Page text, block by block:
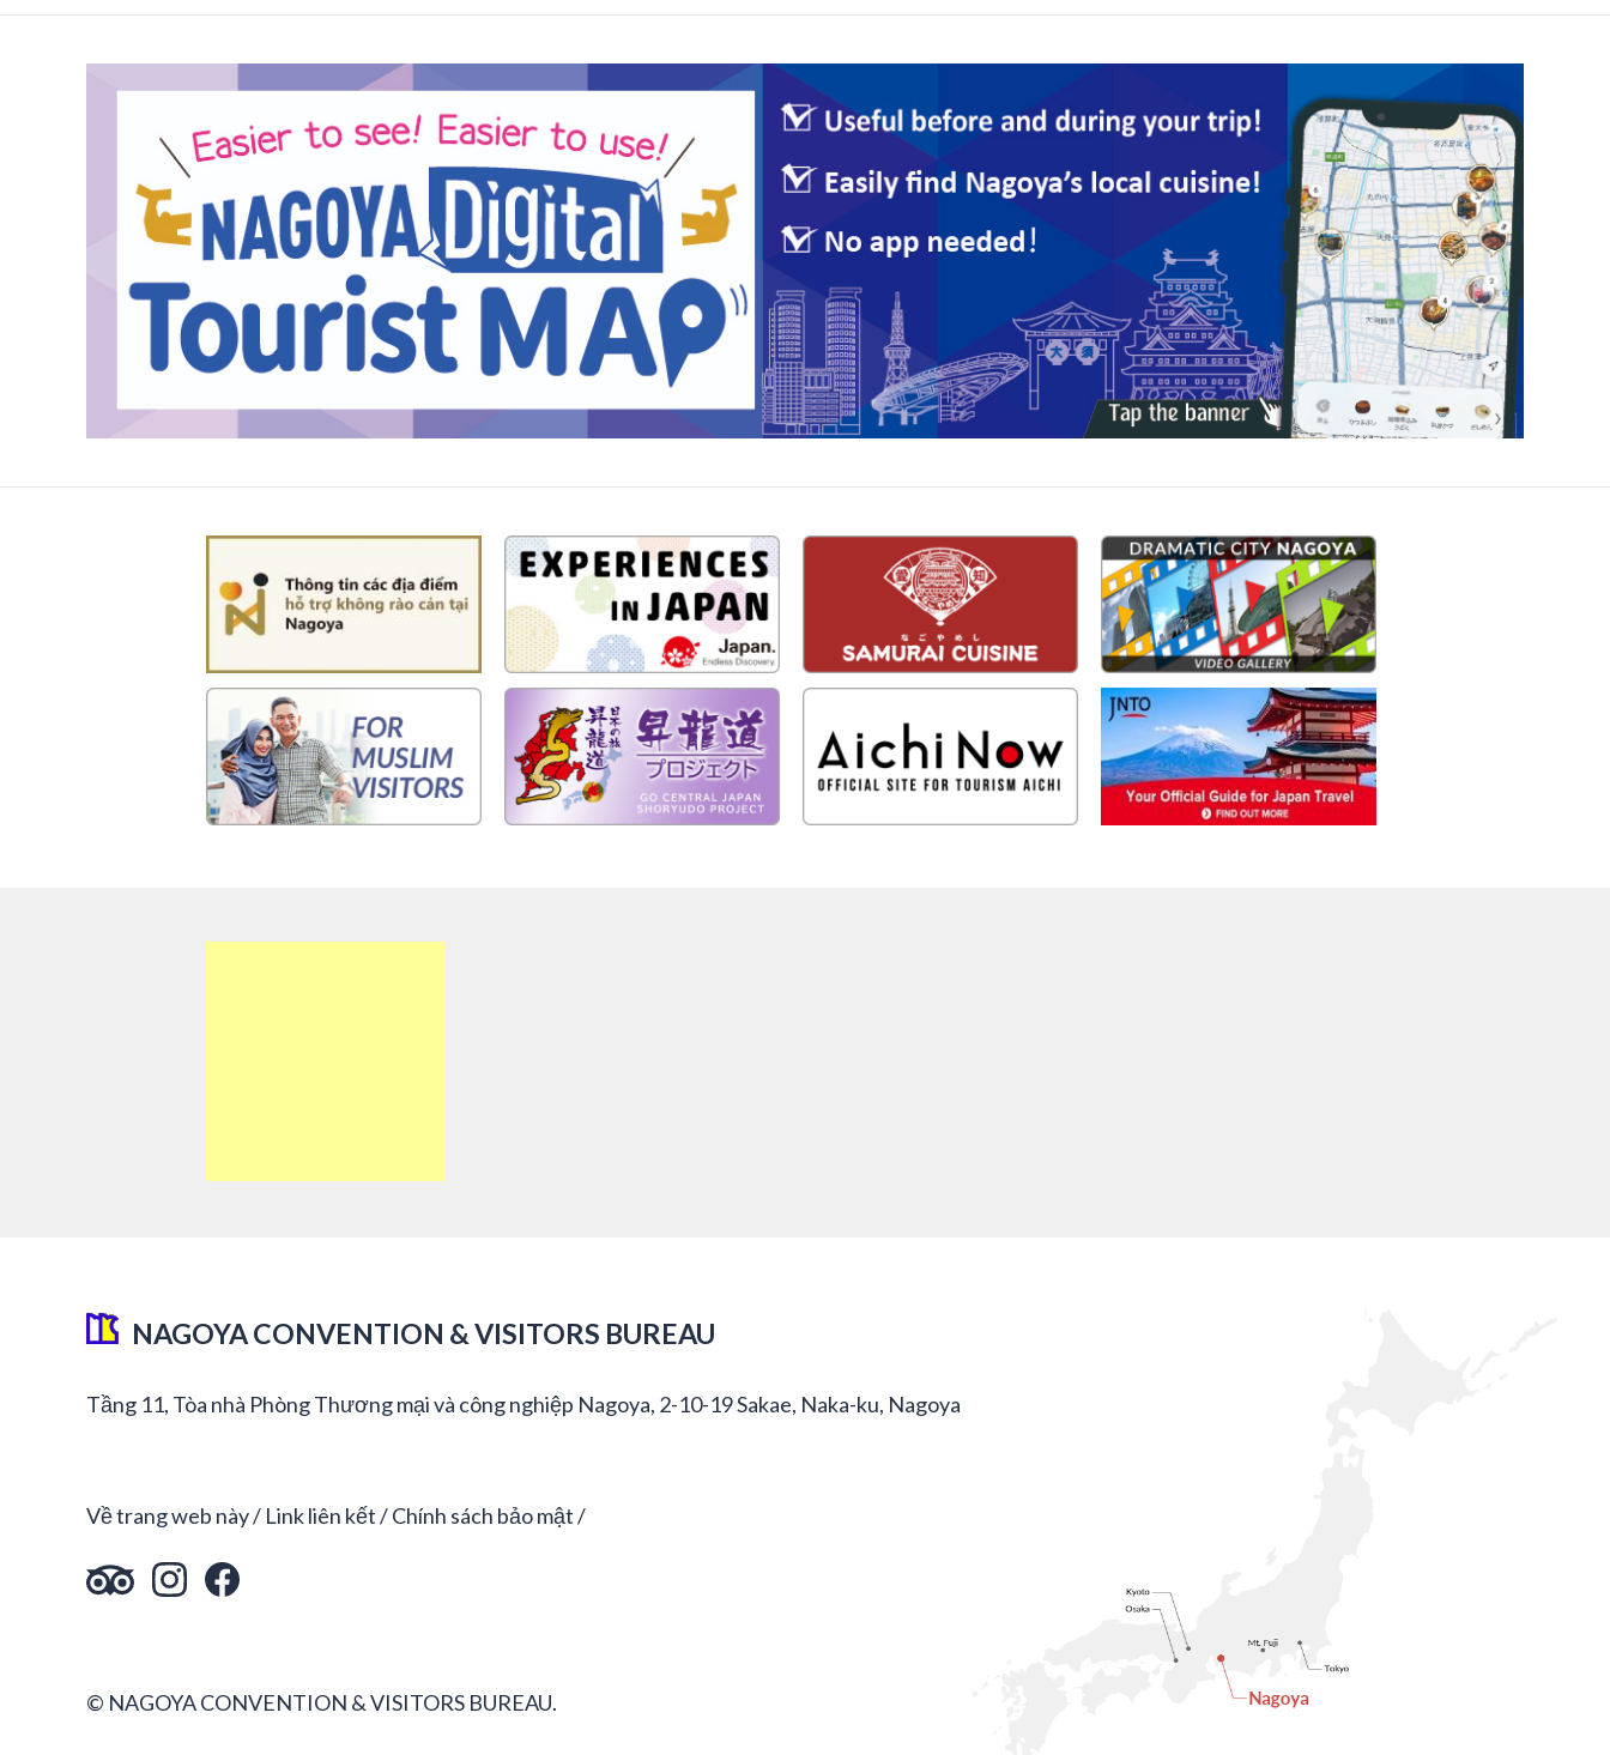
NAGOYA CONVENTION & VISITORS BUREAU
Tầng 11, Tòa nhà Phòng Thương mại và công nghiệp Nagoya, 2-10-19 Sakae, Naka-ku, Nagoya
Về trang web này Link liên kết Chính sách bảo mật
© NAGOYA CONVENTION & VISITORS BUREAU.